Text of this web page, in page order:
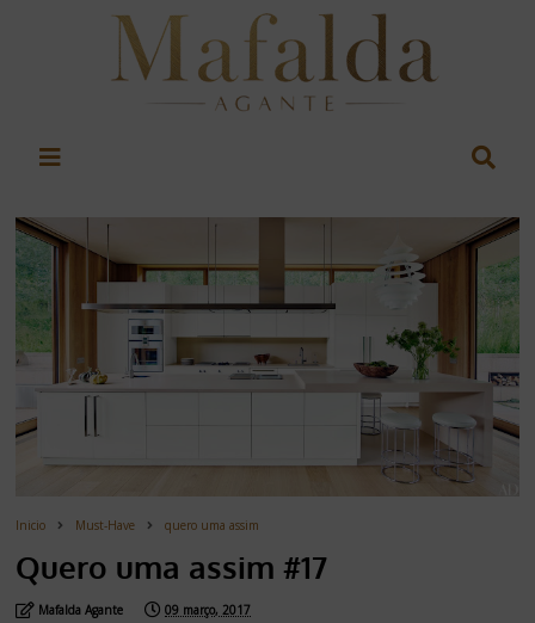
Inicio Must-Have quero uma assim
Quero uma assim #17
Mafalda Agante 09 março, 2017